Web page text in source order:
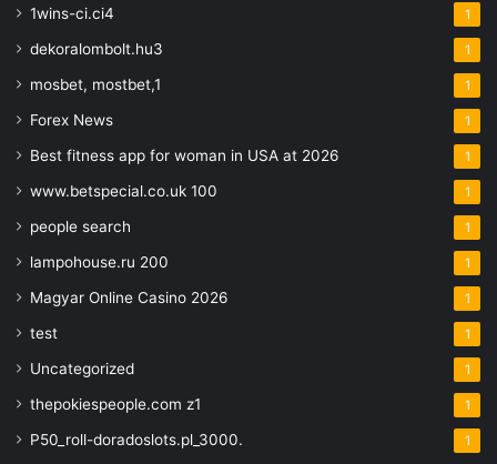
1wins-ci.ci4 1
dekoralombolt.hu3 1
mosbet, mostbet,1 1
Forex News 1
Best fitness app for woman in USA at 2026 1
www.betspecial.co.uk 100 1
people search 1
lampohouse.ru 200 1
Magyar Online Casino 2026 1
test 1
Uncategorized 1
thepokiespeople.com z1 1
P50_roll-doradoslots.pl_3000. 1